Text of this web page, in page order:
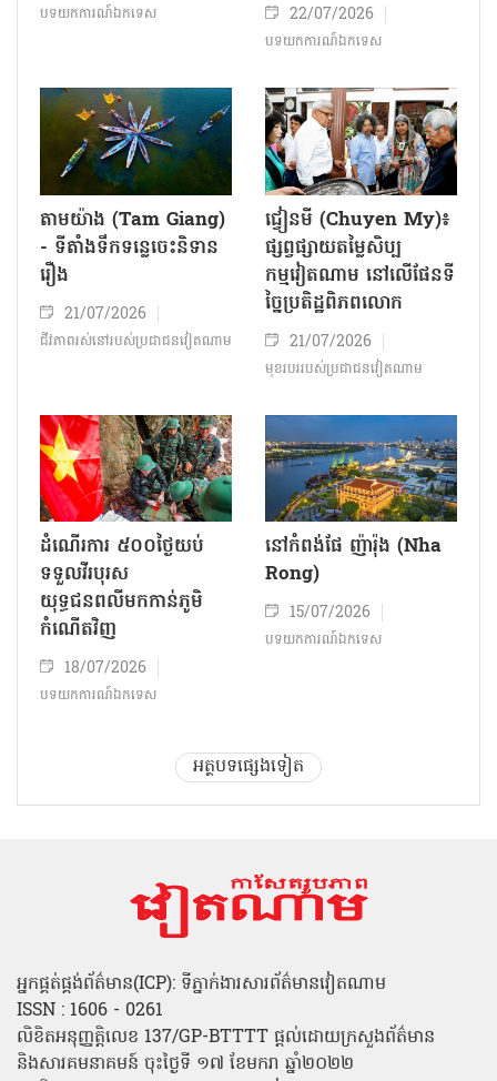
បទយកការណ៍ឯកទេស 22/07/2026
បទយកការណ៍ឯកទេស
តាមយ៉ាង (Tam Giang)
- ទីតាំងទឹកទន្លេចេះនិទាន
រឿង
21/07/2026
ជីវភាពរស់នៅរបស់ប្រជាជន​វៀតណាម
ជ្វៀនមី (Chuyen My)៖
ផ្សព្វផ្សាយតម្លៃសិប្ប
កម្មវៀតណាម នៅលើផែនទី
ច្នៃប្រតិដ្ឋពិភពលោក
21/07/2026
មុខរបររបស់ប្រជាជនវៀតណាម
ដំណើរការ ៥០០ថ្ងៃយប់
ទទួលវីរបុរស
យុទ្ធជនពលីមកកាន់ភូមិ
កំណើតវិញ
18/07/2026
បទយកការណ៍ឯកទេស
នៅកំពង់ផែ ញ៉ារ៉ុង (Nha
Rong)
15/07/2026
បទយកការណ៍ឯកទេស
អត្ថបទផ្សេងទៀត
អ្នកផ្គត់ផ្គង់ព័ត៌មាន(ICP): ទីភ្នាក់ងារសារព័ត៌មានវៀតណាម
ISSN : 1606 - 0261
លិខិតអនុញ្ញត្តិលេខ 137/GP-BTTTT ផ្តល់ដោយក្រសួងព័ត៌មាន
និងសារគមនាគមន៍ ចុះថ្ងៃទី ១៧ ខែមករា ឆ្នាំ២០២២